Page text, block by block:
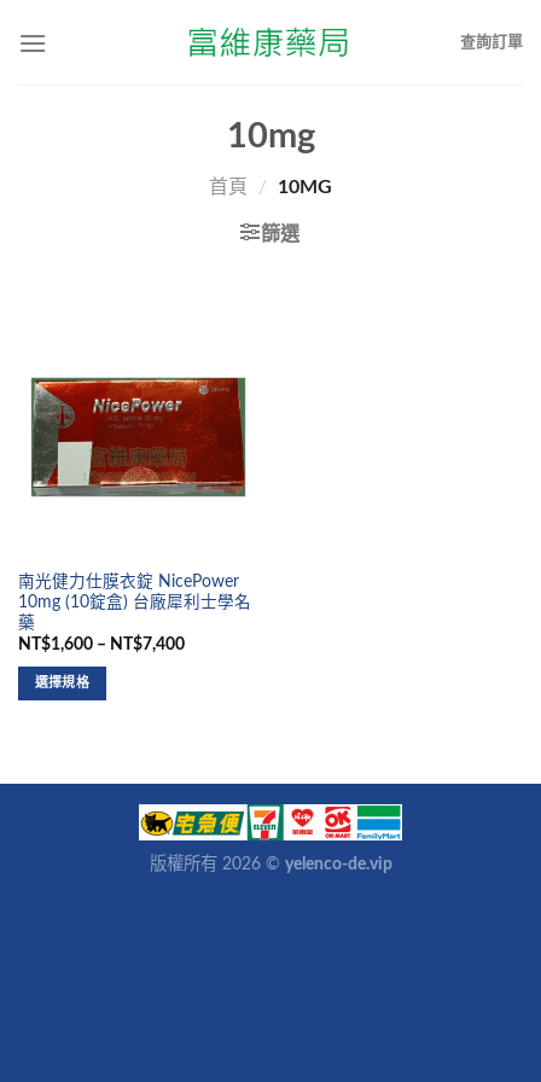
查詢訂單
10mg
首頁 / 10MG
篩選
南光健力仕膜衣錠 NicePower
10mg (10錠盒) 台廠犀利士學名
藥
NT$1,600 – NT$7,400
選擇規格
版權所有 2026 © yelenco-de.vip